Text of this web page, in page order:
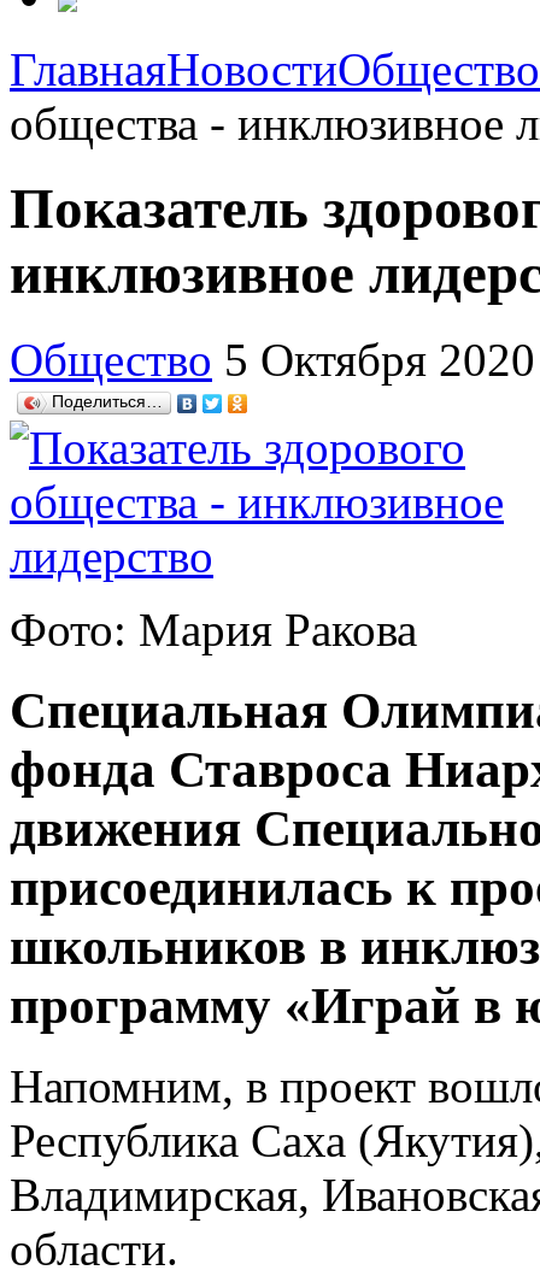
ГлавнаяНовостиОбщество
общества - инклюзивное
Показатель
инклюзивное
Общество 5 Октября 2020
Поделиться…
Фото: Мария Ракова
Специальная
фонда Ставроса
движения
присоединилась к
школьников в
программу «Играй в
Напомним, в проект
Республика Саха
Владимирская,
области.